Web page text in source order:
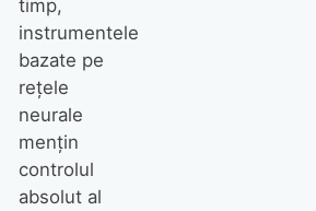
timp,
instrumentele
bazate pe
rețele
neurale
mențin
controlul
absolut al